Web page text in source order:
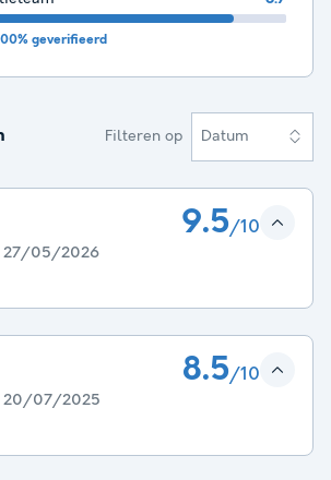
geverifieerd
Filteren op Datum
9.5/10
27/05/2026
8.5/10
20/07/2025